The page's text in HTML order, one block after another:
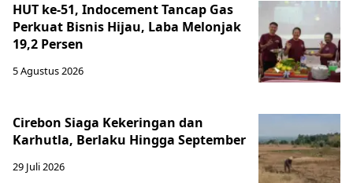
HUT ke-51, Indocement Tancap Gas
Perkuat Bisnis Hijau, Laba Melonjak
19,2 Persen
5 Agustus 2026
Cirebon Siaga Kekeringan dan
Karhutla, Berlaku Hingga September
29 Juli 2026